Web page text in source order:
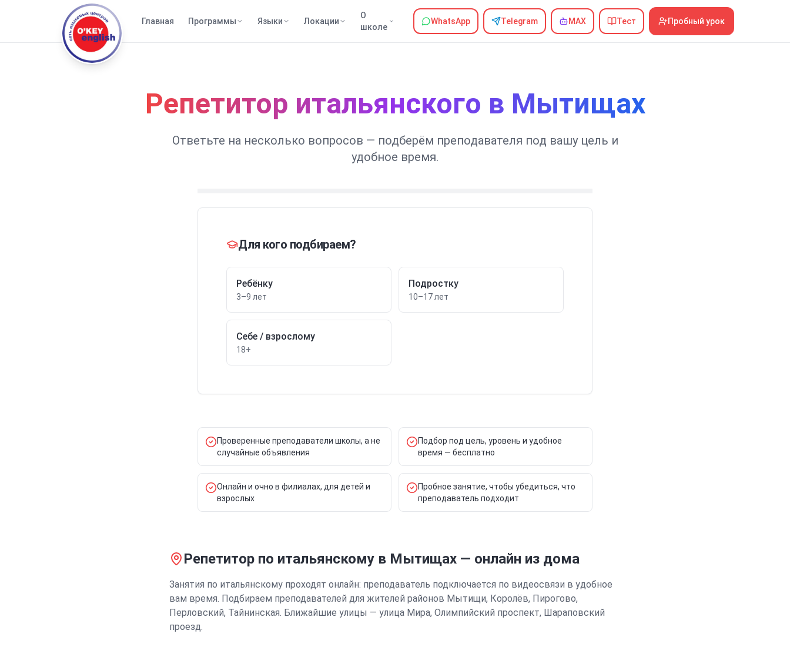
Главная Программы Языки Локации
О
школе
WhatsApp Telegram MAX Тест Пробный урок
Репетитор итальянского в Мытищах
Ответьте на несколько вопросов — подберём преподавателя под вашу цель и
удобное время.
Для кого подбираем?
Ребёнку
3–9 лет
Подростку
10–17 лет
Себе / взрослому
18+
Проверенные преподаватели школы, а не
случайные объявления
Подбор под цель, уровень и удобное
время — бесплатно
Онлайн и очно в филиалах, для детей и
взрослых
Пробное занятие, чтобы убедиться, что
преподаватель подходит
Репетитор по итальянскому в Мытищах — онлайн из дома
Занятия по итальянскому проходят онлайн: преподаватель подключается по видеосвязи в удобное
вам время. Подбираем преподавателей для жителей районов Мытищи, Королёв, Пирогово,
Перловский, Тайнинская. Ближайшие улицы — улица Мира, Олимпийский проспект, Шараповский
проезд.